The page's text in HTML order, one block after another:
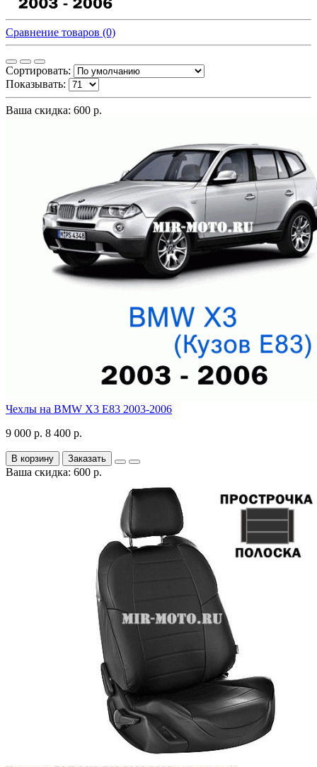
Сравнение товаров (0)
Сортировать:
Показывать:
Ваша скидка: 600 р.
Чехлы на BMW X3 E83 2003-2006
9 000 р. 8 400 р.
В корзину Заказать
Ваша скидка: 600 р.